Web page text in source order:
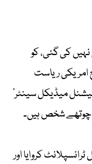
نہیں کی گئی، کو
امریکی ریاست
میڈیکل سینٹر'
چوتھے شخص ہیں۔
ٹرانسپلانٹ کروایا اور